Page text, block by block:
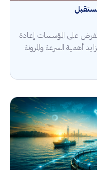
على المؤسسات إعادة
أهمية السرعة والمرونة